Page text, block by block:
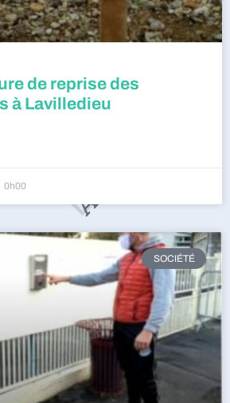
de reprise des
à Lavilledieu
0h00
SOCIÉTÉ